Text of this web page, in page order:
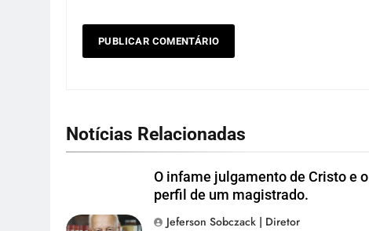
Notícias Relacionadas
Andreia Tarelow
O infame julgamento de Cristo e o
perfil de um magistrado.
Jeferson Sobczack | Diretor